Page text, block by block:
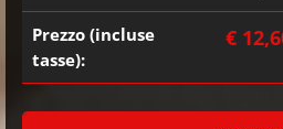
Prezzo (incluse
tasse):
€